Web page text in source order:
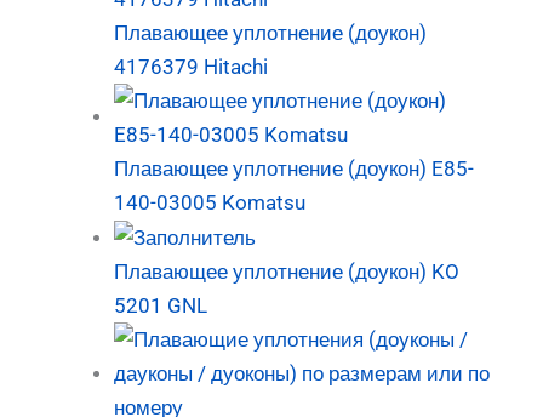
Плавающее уплотнение (доукон)
4176379 Hitachi
Плавающее уплотнение (доукон) E85-
140-03005 Komatsu
Плавающее уплотнение (доукон) KO
5201 GNL